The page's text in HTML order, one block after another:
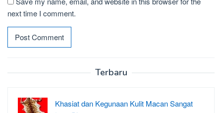
next time I comment.
Terbaru
Khasiat dan Kegunaan Kulit Macan Sangat